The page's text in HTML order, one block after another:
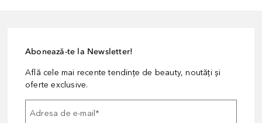
Abonează-te la Newsletter!
Află cele mai recente tendințe de beauty, noutăți și
oferte exclusive.
Adresa de e-mail*